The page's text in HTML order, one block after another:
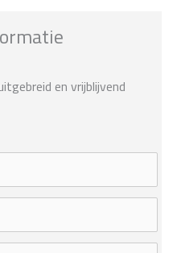
en vrijblijvend